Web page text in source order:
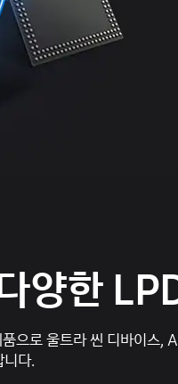
양한
으로 울트라 씬 디바이
다.